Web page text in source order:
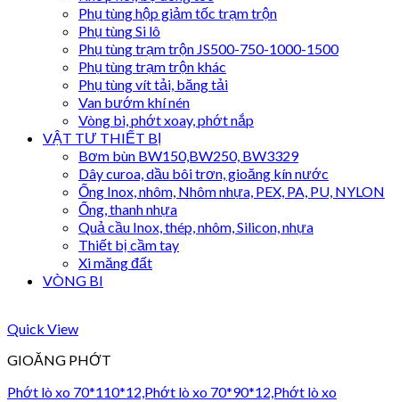
Phụ tùng hộp giảm tốc trạm trộn
Phụ tùng Si lô
Phụ tùng trạm trộn JS500-750-1000-1500
Phụ tùng trạm trộn khác
Phụ tùng vít tải, băng tải
Van bướm khí nén
Vòng bi, phớt xoay, phớt nắp
VẬT TƯ THIẾT BỊ
Bơm bùn BW150,BW250, BW3329
Dây curoa, dầu bôi trơn, gioăng kín nước
Ống Inox, nhôm, Nhôm nhựa, PEX, PA, PU, NYLON
Ống, thanh nhựa
Quả cầu Inox, thép, nhôm, Silicon, nhựa
Thiết bị cầm tay
Xi măng đất
VÒNG BI
Quick View
GIOĂNG PHỚT
Phớt lò xo 70*110*12,Phớt lò xo 70*90*12,Phớt lò xo